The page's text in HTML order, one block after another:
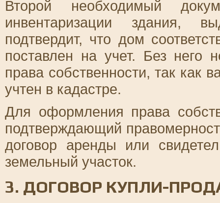
Второй необходимый
инвентаризации здания,
подтвердит, что дом
поставлен на учет. Без него
права собственности, так как
учтен в кадастре.
Для оформления права
подтверждающий
договор аренды или
земельный участок.
3. ДОГОВОР КУПЛИ-